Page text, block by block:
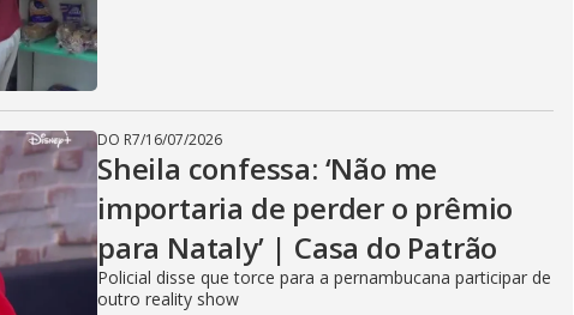
DO R7/16/07/2026
Sheila confessa: ‘Não me
importaria de perder o prêmio
para Nataly’ | Casa do Patrão
Policial disse que torce para a pernambucana participar de
outro reality show